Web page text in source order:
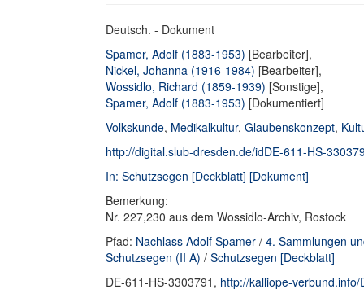
Deutsch. - Dokument
Spamer, Adolf (1883-1953) [Bearbeiter],
Nickel, Johanna (1916-1984) [Bearbeiter],
Wossidlo, Richard (1859-1939) [Sonstige],
Spamer, Adolf (1883-1953) [Dokumentiert]
Volkskunde, Medikalkultur, Glaubenskonzept,
http://digital.slub-dresden.de/idDE-611-HS-
In: Schutzsegen [Deckblatt] [Dokument]
Bemerkung:
Nr. 227,230 aus dem Wossidlo-Archiv, Rostock
Pfad: Nachlass Adolf Spamer / 4. Sammlungen
Schutzsegen (II A) / Schutzsegen [Deckblatt]
DE-611-HS-3303791, http://kalliope-